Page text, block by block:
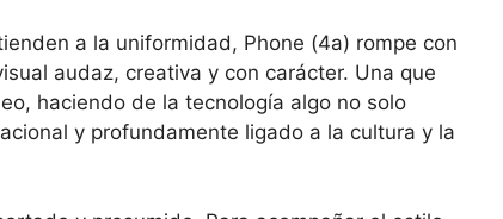
a la uniformidad, Phone (4a) rompe con
audaz, creativa y con carácter. Una que
haciendo de la tecnología algo no solo
y profundamente ligado a la cultura y la